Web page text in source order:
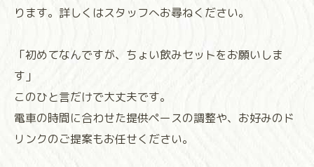
ります。詳しくはスタッフへお尋ねください。
「初めてなんですが、ちょい飲みセットをお願いしま
す」
このひと言だけで大丈夫です。
電車の時間に合わせた提供ペースの調整や、お好みのド
リンクのご提案もお任せください。